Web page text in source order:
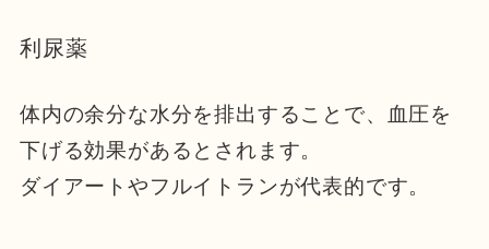
利尿薬
体内の余分な水分を排出することで、血圧を
下げる効果があるとされます。
ダイアートやフルイトランが代表的です。